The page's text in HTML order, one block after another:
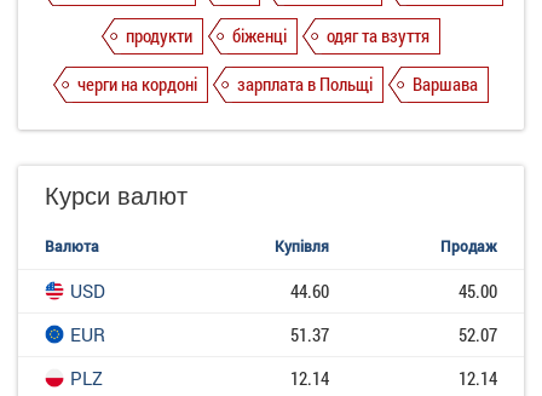
продукти
біженці
одяг та взуття
черги на кордоні
зарплата в Польщі Варшава
Курси валют
Валюта Купівля Продаж
USD 44.60
45.00
EUR
51.37
52.07
PLZ
12.14 12.14